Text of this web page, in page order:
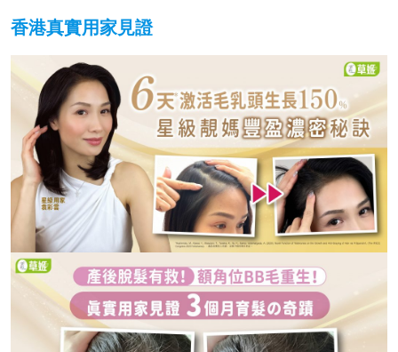
香港真實用家見證